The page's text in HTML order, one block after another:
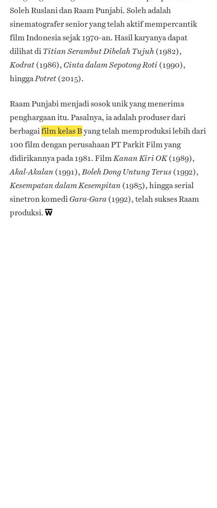
Soleh Ruslani dan Raam Punjabi. Soleh adalah
sinematografer senior yang telah aktif mempercantik
film Indonesia sejak 1970-an. Hasil karyanya dapat
dilihat di Titian Serambut Dibelah Tujuh (1982),
Kodrat(1986), Cinta dalam Sepotong Roti (1990),
hinggaPotret(2015).
Raam Punjabi menjadi sosok unik yang menerima
penghargaan itu. Pasalnya, ia adalah produser dari
berbagaifilm kelas Byang telah memproduksi lebih dari
100 film dengan perusahaan PT Parkit Film yang
didirikannya pada 1981. FilmKanan Kiri OK(1989),
Akal-Akalan (1991),Boleh Dong Untung Terus (1992),
Kesempatan dalam Kesempitan (1985), hingga serial
sinetron komedi Gara-Gara (1992), telah sukses Raam
produksi.